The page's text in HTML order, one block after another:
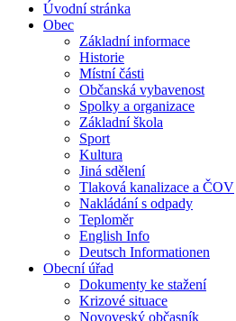
Úvodní stránka
Obec
Základní informace
Historie
Místní části
Občanská vybavenost
Spolky a organizace
Základní škola
Sport
Kultura
Jiná sdělení
Tlaková kanalizace a ČOV
Nakládání s odpady
Teploměr
English Info
Deutsch Informationen
Obecní úřad
Dokumenty ke stažení
Krizové situace
Novoveský občasník